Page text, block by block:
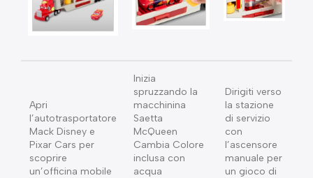
Apri
l’autotrasportatore
Mack Disney e
Pixar Cars per
scoprire
un’officina mobile
Inizia
spruzzando la
macchinina
Saetta
McQueen
Cambia Colore
inclusa con
acqua
Dirigiti verso
la stazione
di servizio
con
l’ascensore
manuale per
un gioco di